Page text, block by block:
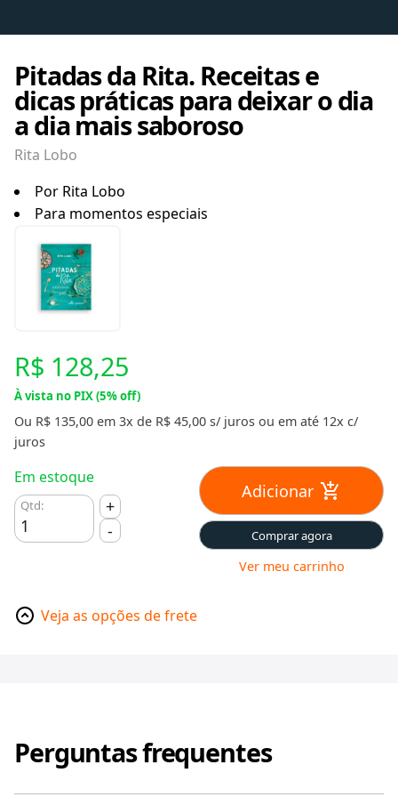
Pitadas da Rita. Receitas e
dicas práticas para deixar o dia
a dia mais saboroso
Rita Lobo
Por Rita Lobo
Para momentos especiais
R$ 128,25
À vista no PIX (5% off)
Ou R$ 135,00 em 3x de R$ 45,00 s/ juros ou em até 12x c/
juros
Em estoque
Qtd:
+
-
Adicionar
Comprar agora
Ver meu carrinho
Veja as opções de frete
Perguntas frequentes